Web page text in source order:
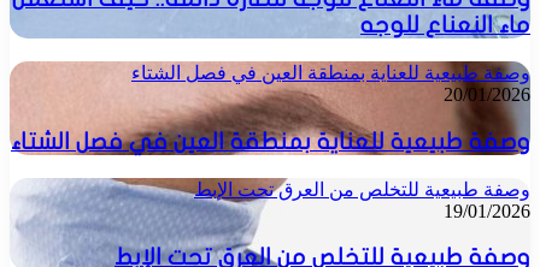
ماء النعناع للوجه
وصفة طبيعية للعناية بمنطقة العين في فصل الشتاء
20/01/2026
وصفة طبيعية للعناية بمنطقة العين في فصل الشتاء
وصفة طبيعية للتخلص من العرق تحت الإبط
19/01/2026
وصفة طبيعية للتخلص من العرق تحت الإبط